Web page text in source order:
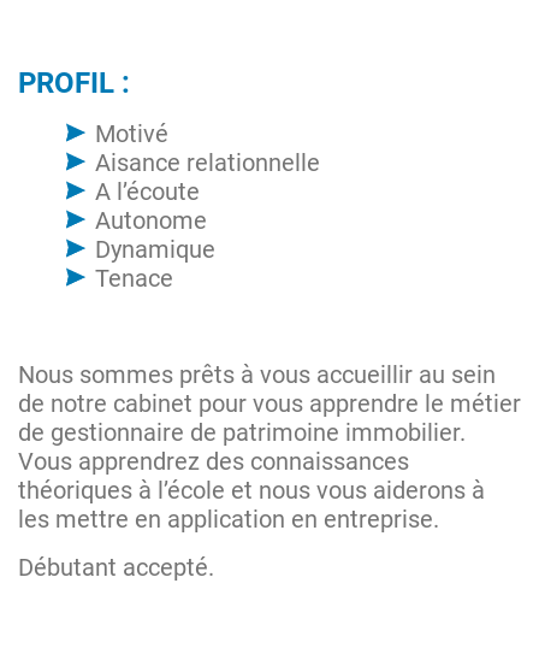
PROFIL :
Motivé
Aisance relationnelle
A l’écoute
Autonome
Dynamique
Tenace
Nous sommes prêts à vous accueillir au sein
de notre cabinet pour vous apprendre le métier
de gestionnaire de patrimoine immobilier.
Vous apprendrez des connaissances
théoriques à l’école et nous vous aiderons à
les mettre en application en entreprise.
Débutant accepté.